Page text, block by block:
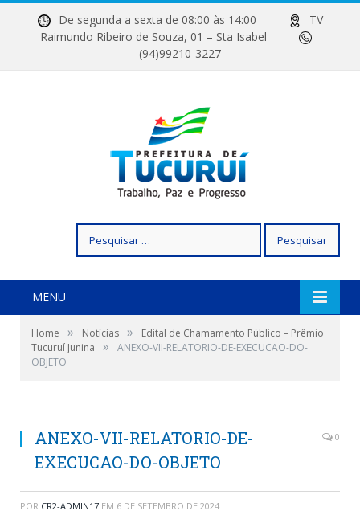
De segunda a sexta de 08:00 às 14:00
TV
Raimundo Ribeiro de Souza, 01 – Sta Isabel
(94)99210-3227
por:
MENU
Home » Notícias »
Edital de Chamamento Público – Prêmio
Tucuruí Junina
»
ANEXO-VII-RELATORIO-DE-EXECUCAO-DO-
OBJETO
ANEXO-VII-RELATORIO-DE-
EXECUCAO-DO-OBJETO
0
POR CR2-ADMIN17 EM 6 DE SETEMBRO DE 2024